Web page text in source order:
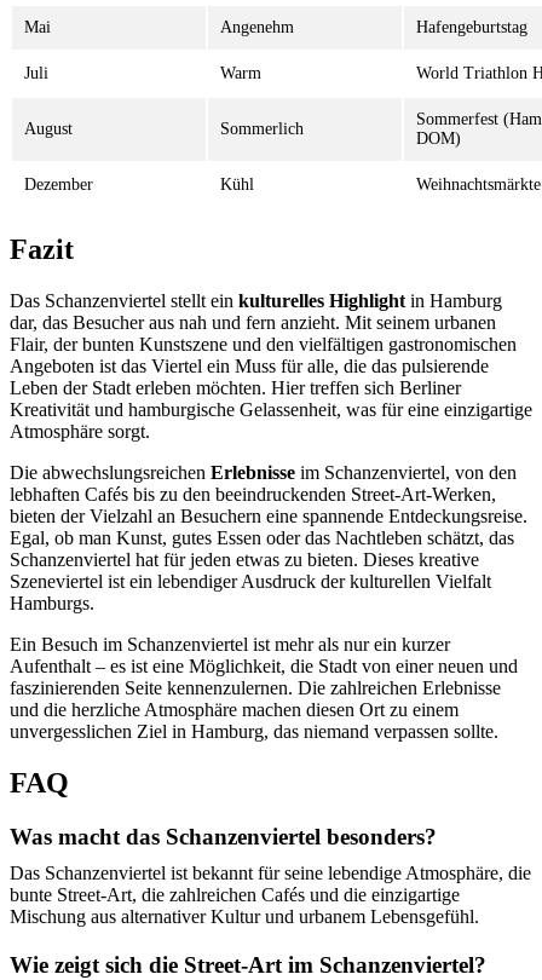
Mai Angenehm Hafengeburtstag
Juli Warm World Triathlon
August Sommerlich
Sommerfest
DOM)
Dezember Kühl Weihnachtsmärkte
Fazit
Das Schanzenviertel stellt ein kulturelles Highlight in Hamburg
dar, das Besucher aus nah und fern anzieht. Mit seinem urbanen
Flair, der bunten Kunstszene und den vielfältigen gastronomischen
Angeboten ist das Viertel ein Muss für alle, die das pulsierende
Leben der Stadt erleben möchten. Hier treffen sich Berliner
Kreativität und hamburgische Gelassenheit, was für eine einzigartige
Atmosphäre sorgt.
Die abwechslungsreichen Erlebnisse im Schanzenviertel, von den
lebhaften Cafés bis zu den beeindruckenden Street-Art-Werken,
bieten der Vielzahl an Besuchern eine spannende Entdeckungsreise.
Egal, ob man Kunst, gutes Essen oder das Nachtleben schätzt, das
Schanzenviertel hat für jeden etwas zu bieten. Dieses kreative
Szeneviertel ist ein lebendiger Ausdruck der kulturellen Vielfalt
Hamburgs.
Ein Besuch im Schanzenviertel ist mehr als nur ein kurzer
Aufenthalt – es ist eine Möglichkeit, die Stadt von einer neuen und
faszinierenden Seite kennenzulernen. Die zahlreichen Erlebnisse
und die herzliche Atmosphäre machen diesen Ort zu einem
unvergesslichen Ziel in Hamburg, das niemand verpassen sollte.
FAQ
Was macht das Schanzenviertel besonders?
Das Schanzenviertel ist bekannt für seine lebendige Atmosphäre, die
bunte Street-Art, die zahlreichen Cafés und die einzigartige
Mischung aus alternativer Kultur und urbanem Lebensgefühl.
Wie zeigt sich die Street-Art im Schanzenviertel?